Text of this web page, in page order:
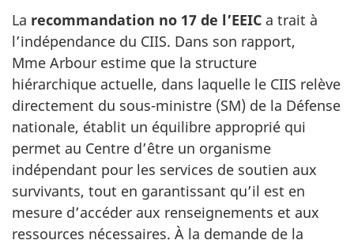
La recommandation no 17 de l’EEIC a trait à
l’indépendance du CIIS. Dans son rapport,
Mme Arbour estime que la structure
hiérarchique actuelle, dans laquelle le CIIS relève
directement du sous-ministre (SM) de la Défense
nationale, établit un équilibre approprié qui
permet au Centre d’être un organisme
indépendant pour les services de soutien aux
survivants, tout en garantissant qu’il est en
mesure d’accéder aux renseignements et aux
ressources nécessaires. À la demande de la